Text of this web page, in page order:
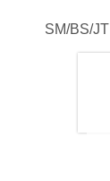
SM/BS/JT